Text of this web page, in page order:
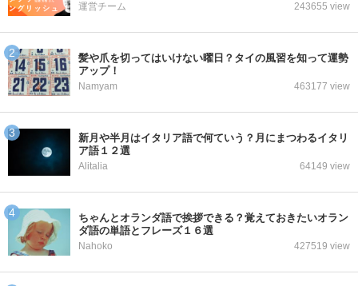
運営チーム 243655 view
髪や爪を切ってはいけない曜日？タイの風習を知って運勢
アップ！
Namyam 463177 view
新月や半月はイタリア語で何ていう？月にまつわるイタリ
ア語１２選
Alitalia 64149 view
ちゃんとオランダ語で挨拶できる？覚えておきたいオラン
ダ語の単語とフレーズ１６選
Nahoko 427519 view